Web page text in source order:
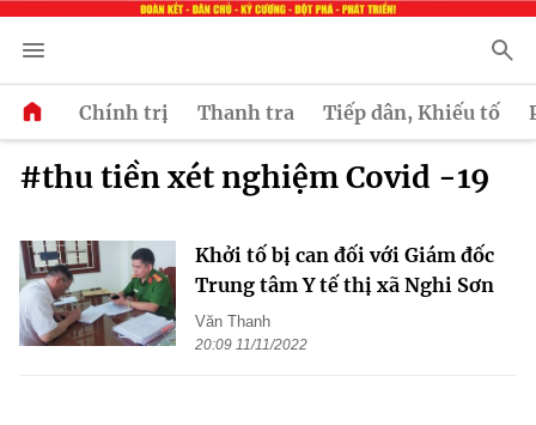
Chính trị Thanh tra Tiếp dân, Khiếu tố
#thu tiền xét nghiệm Covid -19
Khởi tố bị can đối với Giám đốc
Trung tâm Y tế thị xã Nghi Sơn
Văn Thanh
20:09 11/11/2022